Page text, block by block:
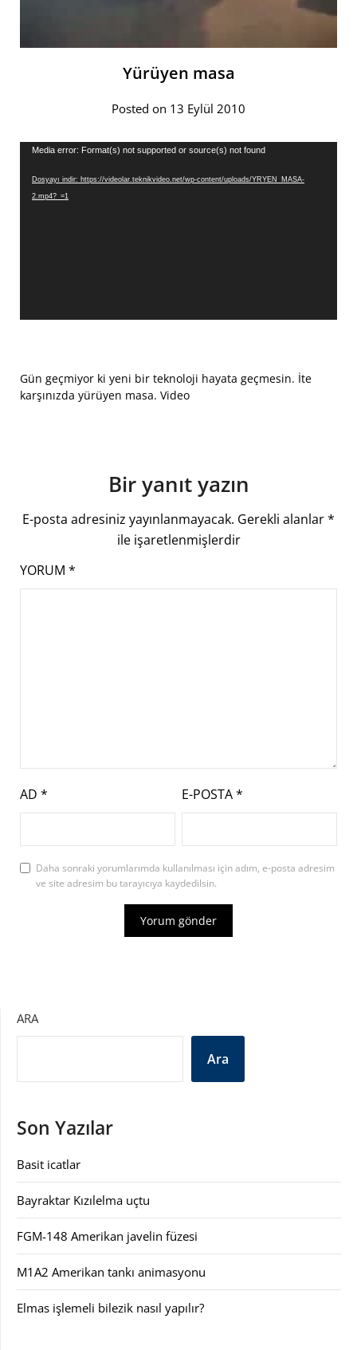
Yürüyen masa
Posted on 13 Eylül 2010
Video
Media error: Format(s) not supported or source(s) not found
Dosyayı indir: https://videolar.teknikvideo.net/wp-content/uploads/YRYEN_MASA-
2.mp4?_=1
Gün geçmiyor ki yeni bir teknoloji hayata geçmesin. İte
karşınızda yürüyen masa. Video
Bir yanıt yazın
E-posta adresiniz yayınlanmayacak. Gerekli alanlar*
ile işaretlenmişlerdir
YORUM *
AD * E-POSTA*
Daha sonraki yorumlarımda kullanılması için adım, e-posta adresim
ve site adresim bu tarayıcıya kaydedilsin.
ARA
Ara
Son Yazılar
Basit icatlar
Bayraktar Kızılelma uçtu
FGM-148 Amerikan javelin füzesi
M1A2 Amerikan tankı animasyonu
Elmas işlemeli bilezik nasıl yapılır?